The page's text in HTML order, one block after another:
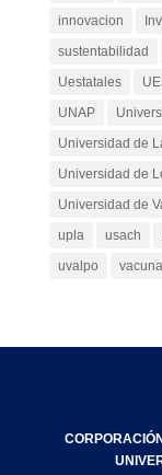
innovacion
sustentabilidad
Uestatales
UNAP
Universidad de
Universidad de
Universidad de
upla
usach
uvalpo
vacuna